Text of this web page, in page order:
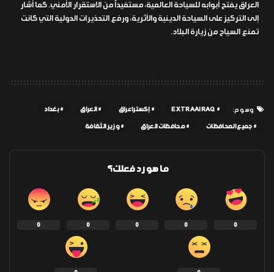
العراق يفتح أبوابه للسياحة العالمية، مستفيداً من الاستقرار الأمني. كما أشار
إلى التركيز على السياحة الدينية والأثرية، ورفع التحذيرات الدولية التي كانت
تمنع السياح من زيارة البلاد.
وسوم: EXTRAAIRAQ إكسترا عراق العراق بغداد
جميع المحافظات محافظات العراق وزير الثقافة
ما هو رد فعلك؟
0
0
0
0
0